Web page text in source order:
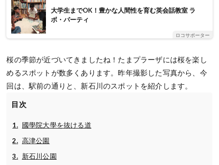
大学生までOK！豊かな人間性を育む英会話教室 ラ
ボ・パーティ
ロコサポーター
桜の季節が近づいてきましたね！たまプラーザには桜を楽し
めるスポットが数多くあります。昨年撮影した写真から、今
回は、駅前の通りと、新石川のスポットを紹介します。
目次
國學院大學を抜ける道
高津公園
新石川公園